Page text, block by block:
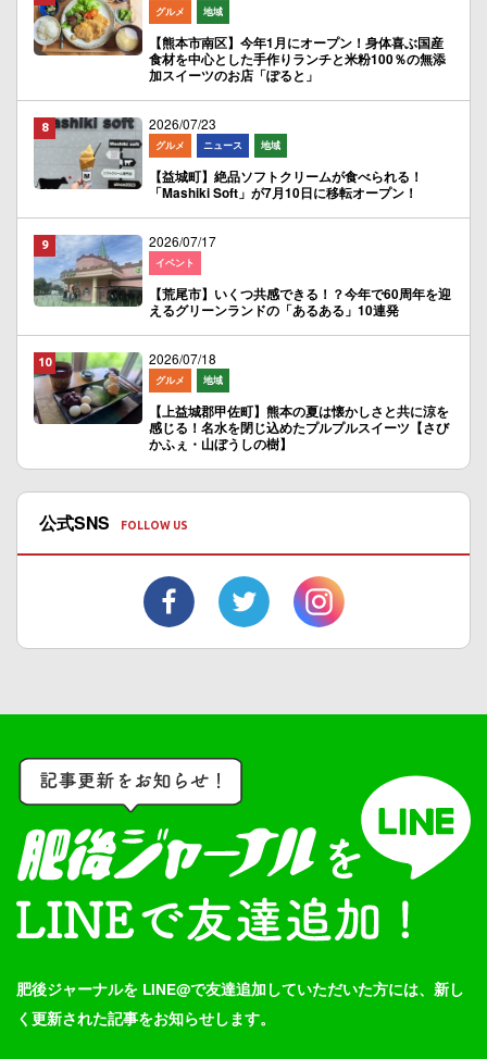
グルメ 地域
【熊本市南区】今年1月にオープン！身体喜ぶ国産
食材を中心とした手作りランチと米粉100％の無添
加スイーツのお店「ぽると」
2026/07/23
グルメ ニュース 地域
【益城町】絶品ソフトクリームが食べられる！
「Mashiki Soft」が7月10日に移転オープン！
2026/07/17
イベント
【荒尾市】いくつ共感できる！？今年で60周年を迎
えるグリーンランドの「あるある」10連発
2026/07/18
グルメ 地域
【上益城郡甲佐町】熊本の夏は懐かしさと共に涼を
感じる！名水を閉じ込めたプルプルスイーツ【さび
かふぇ・山ぼうしの樹】
公式SNS
肥後ジャーナルを LINE@で友達追加していただいた方には、新し
く更新された記事をお知らせします。